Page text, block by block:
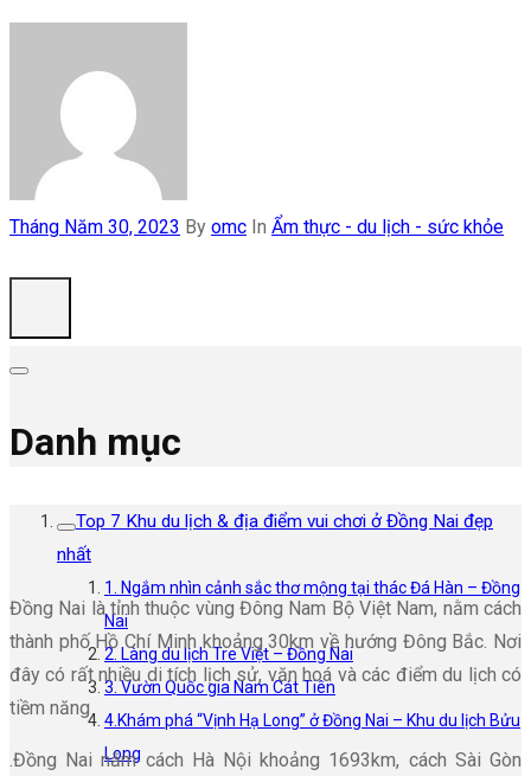
Tháng Năm 30, 2023 By omc In Ẩm thực - du lịch - sức khỏe
Danh mục
Top 7 Khu du lịch & địa điểm vui chơi ở Đồng Nai đẹp
nhất
1. Ngắm nhìn cảnh sắc thơ mộng tại thác Đá Hàn – Đồng
Nai
2. Làng du lịch Tre Việt – Đồng Nai
3. Vườn Quốc gia Nam Cát Tiên
4.Khám phá “Vịnh Hạ Long” ở Đồng Nai – Khu du lịch Bửu
Long
Đồng Nai là tỉnh thuộc vùng Đông Nam Bộ Việt Nam, nằm cách
thành phố Hồ Chí Minh khoảng 30km về hướng Đông Bắc. Nơi
đây có rất nhiều di tích lịch sử, văn hoá và các điểm du lịch có
tiềm năng
.Đồng Nai nằm cách Hà Nội khoảng 1693km, cách Sài Gòn